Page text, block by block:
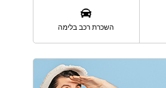
השכרת רכב בלימה